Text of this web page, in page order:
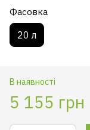
Фасовка
20 л
В наявності
5 155 грн